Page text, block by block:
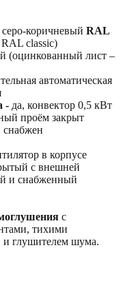
серо-коричневый RAL
classic)
(оцинкованный лист –
автоматическая
- да, конвектор 0,5 кВт
проём закрыт
снабжен
в корпусе
с внешней
и снабженный
с
тихими
и глушителем шума.